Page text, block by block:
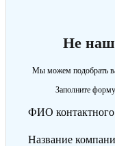
Не
Мы можем подобрать
Заполните
ФИО контактного
Название